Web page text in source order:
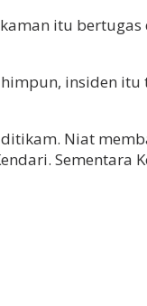
itu
insiden
Niat
Sementara